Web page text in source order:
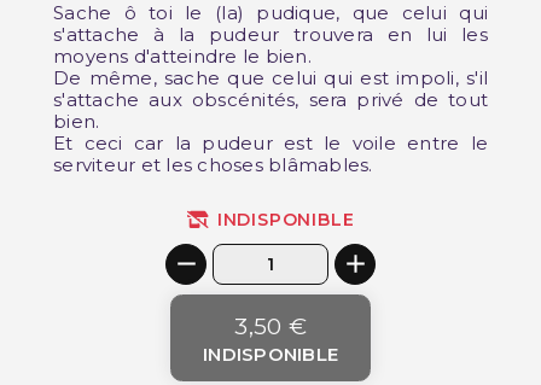
Sache ô toi le (la) pudique, que celui qui
s'attache à la pudeur trouvera en lui les
moyens d'atteindre le bien.
De même, sache que celui qui est impoli, s'il
s'attache aux obscénités, sera privé de tout
bien.
Et ceci car la pudeur est le voile entre le
serviteur et les choses blâmables.
INDISPONIBLE
3,50 €
INDISPONIBLE